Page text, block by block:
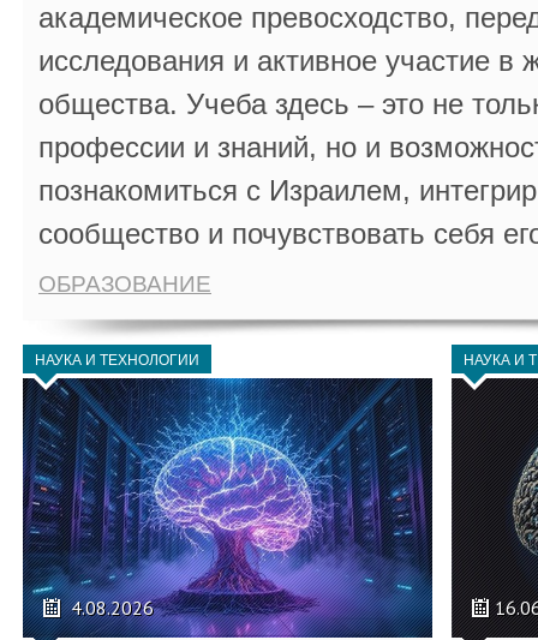
академическое превосходство,
исследования и активное участие в
общества. Учеба здесь – это не
профессии и знаний, но и
познакомиться с Израилем,
сообщество и почувствовать себя
ОБРАЗОВАНИЕ
НАУКА И ТЕХНОЛОГИИ
4.08.2026
НАУКА И